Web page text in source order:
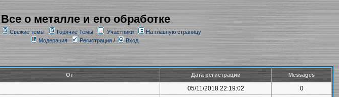
Все о металле и его обработке
Свежие темы Горячие Темы Участники
На главную страницу
Модерация
Регистрация/ Вход
От Дата регистрации Messages
05/11/2018 22:19:02
0